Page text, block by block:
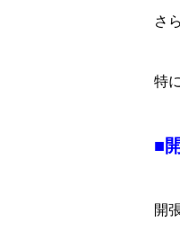
さ
特
■
開